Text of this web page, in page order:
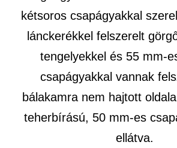
kétsoros csapágyakkal
lánckerékkel felszerelt
tengelyekkel és 55 mm-
csapágyakkal vannak
bálakamra nem hajtott
teherbírású, 50 mm-es
ellátva.